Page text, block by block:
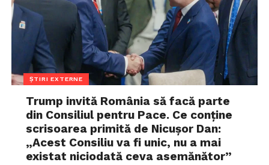
ȘTIRI EXTERNE
Trump invită România să facă parte
din Consiliul pentru Pace. Ce conține
scrisoarea primită de Nicușor Dan:
„Acest Consiliu va fi unic, nu a mai
existat niciodată ceva asemănător”